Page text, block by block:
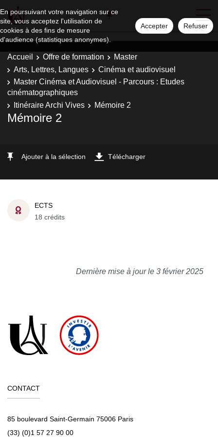
En poursuivant votre navigation sur ce
site, vous acceptez l'utilisation de
cookies à des fins de mesure
d'audience (statistiques anonymes).
Accepter Refuser
Accueil Offre de formation
Master
Arts, Lettres, Langues
Cinéma et audiovisuel
Master Cinéma et Audiovisuel - Parcours : Etudes
cinématographiques
Itinéraire Archi Vives
Mémoire 2
Mémoire 2
Ajouter à la sélection Télécharger
ECTS
18 crédits
Dernière mise à jour le 3 février 2025
CONTACT
85 boulevard Saint-Germain 75006 Paris
(33) (0)1 57 27 90 00